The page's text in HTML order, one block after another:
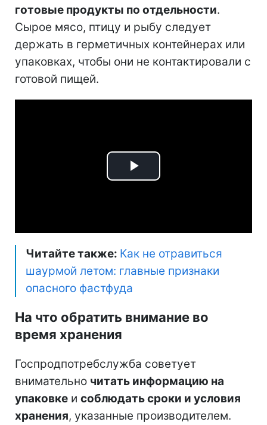
готовые продукты по отдельности.
Сырое мясо, птицу и рыбу следует
держать в герметичных контейнерах или
упаковках, чтобы они не контактировали с
готовой пищей.
Play
Читайте также: Как не отравиться
шаурмой летом: главные признаки
опасного фастфуда
На что обратить внимание во
время хранения
Госпродпотребслужба советует
внимательно читать информацию на
упаковке и соблюдать сроки и условия
хранения, указанные производителем.